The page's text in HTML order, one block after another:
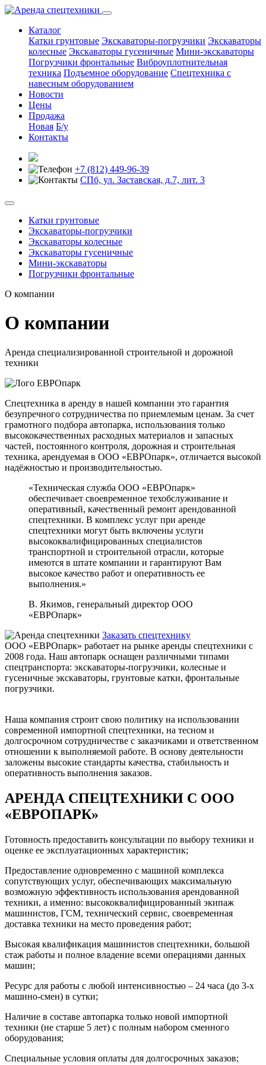
Каталог
Катки грунтовые Экскаваторы-погрузчики Экскаваторы
колесные Экскаваторы гусеничные Мини-экскаваторы
Погрузчики фронтальные Виброуплотнительная
техника Подъемное оборудование Спецтехника с
навесным оборудованием
Новости
Цены
Продажа
Новая Б/у
Контакты
+7 (812) 449-96-39
СПб, ул. Заставская, д.7, лит. 3
Катки грунтовые
Экскаваторы-погрузчики
Экскаваторы колесные
Экскаваторы гусеничные
Мини-экскаваторы
Погрузчики фронтальные
О компании
О компании
Аренда специализированной строительной и дорожной
техники
Спецтехника в аренду в нашей компании это гарантия
безупречного сотрудничества по приемлемым ценам. За счет
грамотного подбора автопарка, использования только
высококачественных расходных материалов и запасных
частей, постоянного контроля, дорожная и строительная
техника, арендуемая в ООО «ЕВРОпарк», отличается высокой
надёжностью и производительностью.
«Техническая служба ООО «ЕВРОпарк»
обеспечивает своевременное техобслуживание и
оперативный, качественный ремонт арендованной
спецтехники. В комплекс услуг при аренде
спецтехники могут быть включены услуги
высококвалифицированных специалистов
транспортной и строительной отрасли, которые
имеются в штате компании и гарантируют Вам
высокое качество работ и оперативность ее
выполнения.»
В. Якимов, генеральный директор ООО
«ЕВРОпарк»
Заказать спецтехнику
ООО «ЕВРОпарк» работает на рынке аренды спецтехники с
2008 года. Наш автопарк оснащен различными типами
спецтранспорта: экскаваторы-погрузчики, колесные и
гусеничные экскаваторы, грунтовые катки, фронтальные
погрузчики.
Наша компания строит свою политику на использовании
современной импортной спецтехники, на тесном и
долгосрочном сотрудничестве с заказчиками и ответственном
отношении к выполняемой работе. В основу деятельности
заложены высокие стандарты качества, стабильность и
оперативность выполнения заказов.
АРЕНДА СПЕЦТЕХНИКИ С ООО
«ЕВРОПАРК»
Готовность предоставить консультации по выбору техники и
оценке ее эксплуатационных характеристик;
Предоставление одновременно с машиной комплекса
сопутствующих услуг, обеспечивающих максимальную
возможную эффективность использования арендованной
техники, а именно: высококвалифицированный экипаж
машинистов, ГСМ, технический сервис, своевременная
доставка техники на место проведения работ;
Высокая квалификация машинистов спецтехники, большой
стаж работы и полное владение всеми операциями данных
машин;
Ресурс для работы с любой интенсивностью – 24 часа (до 3-х
машино-смен) в сутки;
Наличие в составе автопарка только новой импортной
техники (не старше 5 лет) с полным набором сменного
оборудования;
Специальные условия оплаты для долгосрочных заказов;